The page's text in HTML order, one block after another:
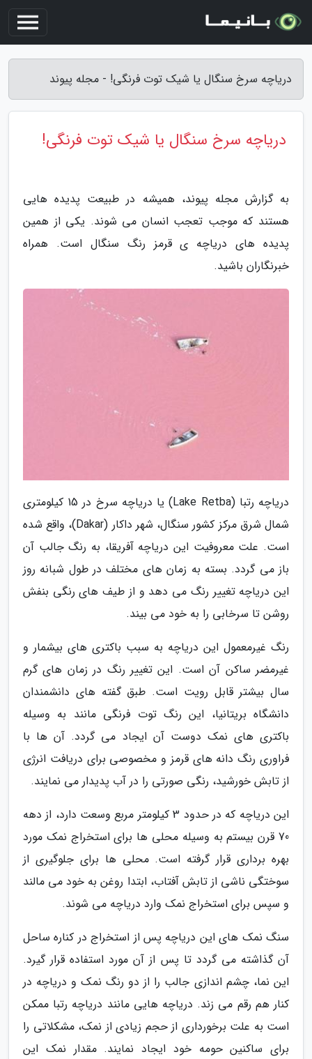
دریاچه سرخ سنگال یا شیک توت فرنگی! - مجله پیوند
دریاچه سرخ سنگال یا شیک توت فرنگی!
به گزارش مجله پیوند، همیشه در طبیعت پدیده هایی
هستند که موجب تعجب انسان می شوند. یکی از همین
پدیده های دریاچه ی قرمز رنگ سنگال است. همراه
خبرنگاران باشید.
دریاچه رتبا (Lake Retba) یا دریاچه سرخ در 15 کیلومتری
شمال شرق مرکز کشور سنگال، شهر داکار (Dakar)، واقع شده
است. علت معروفیت این دریاچه آفریقا، به رنگ جالب آن
باز می گردد. بسته به زمان های مختلف در طول شبانه روز
این دریاچه تغییر رنگ می دهد و از طیف های رنگی بنفش
روشن تا سرخابی را به خود می بیند.
رنگ غیرمعمول این دریاچه به سبب باکتری های بیشمار و
غیرمضر ساکن آن است. این تغییر رنگ در زمان های گرم
سال بیشتر قابل رویت است. طبق گفته های دانشمندان
دانشگاه بریتانیا، این رنگ توت فرنگی مانند به وسیله
باکتری های نمک دوست آن ایجاد می گردد. آن ها با
فراوری رنگ دانه های قرمز و مخصوصی برای دریافت انرژی
از تابش خورشید، رنگی صورتی را در آب پدیدار می نمایند.
این دریاچه که در حدود 3 کیلومتر مربع وسعت دارد، از دهه
70 قرن بیستم به وسیله محلی ها برای استخراج نمک مورد
بهره برداری قرار گرفته است. محلی ها برای جلوگیری از
سوختگی ناشی از تابش آفتاب، ابتدا روغن به خود می مالند
و سپس برای استخراج نمک وارد دریاچه می شوند.
سنگ نمک های این دریاچه پس از استخراج در کناره ساحل
آن گذاشته می گردد تا پس از آن مورد استفاده قرار گیرد.
این نما، چشم اندازی جالب را از دو رنگ نمک و دریاچه در
کنار هم رقم می زند. دریاچه هایی مانند دریاچه رتبا ممکن
است به علت برخورداری از حجم زیادی از نمک، مشکلاتی را
برای ساکنین حومه خود ایجاد نمایند. مقدار نمک این